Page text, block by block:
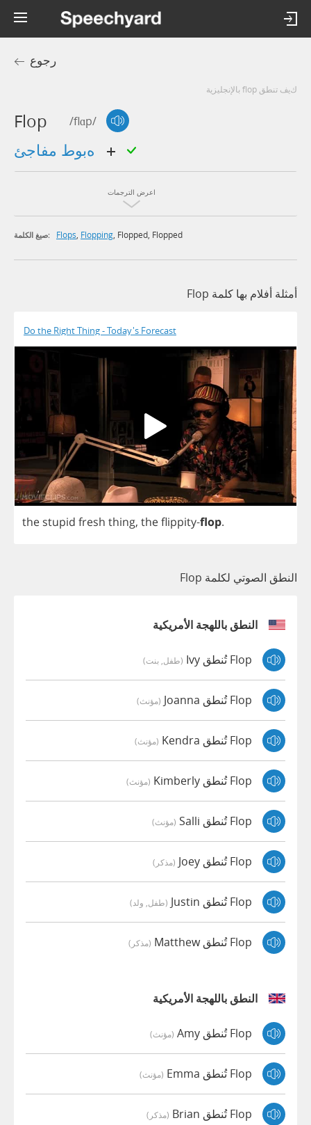
رجوع
كيف تنطق flop بالإنجليزية
Flop /flɑp/
اعرض الترجمات
صيغ الكلمة: Flops, Flopping, Flopped, Flopped
أمثلة أفلام بها كلمة Flop
Do the Right Thing - Today's Forecast
the stupid fresh thing, theflippity-flop.
النطق الصوتي لكلمة Flop
النطق باللهجة الأمريكية
Flop تُنطق Ivy (طفل, بنت)
Flop تُنطق Joanna (مؤنث)
Flop تُنطق Kendra (مؤنث)
Flop تُنطق Kimberly (مؤنث)
Flop تُنطق Salli (مؤنث)
Flop تُنطق Joey (مذكر)
Flop تُنطق Justin (طفل, ولد)
Flop تُنطق Matthew (مذكر)
النطق باللهجة الأمريكية
Flop تُنطق Amy (مؤنث)
Flop تُنطق Emma (مؤنث)
Flop تُنطق Brian (مذكر)